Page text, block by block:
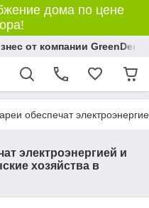
дома по цене
от компании GreenDem!
обеспечат
электроэнергией и
хозяйства в